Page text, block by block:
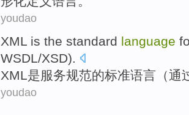
youdao
XML is the standard language
WSDL/XSD).
XML是服务规范的标准语言 （通
youdao